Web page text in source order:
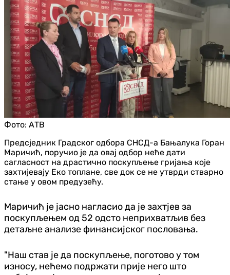
Фото: АТВ
Предсједник Градског одбора СНСД-а Бањалука Горан
Маричић, поручио је да овај одбор неће дати
сагласност на драстично поскупљење гријања које
захтијевају Еко топлане, све док се не утврди стварно
стање у овом предузећу.
Маричић је јасно нагласио да је захтјев за
поскупљењем од 52 одсто неприхватљив без
детаљне анализе финансијског пословања.
"Наш став је да поскупљење, поготово у том
износу, нећемо подржати прије него што